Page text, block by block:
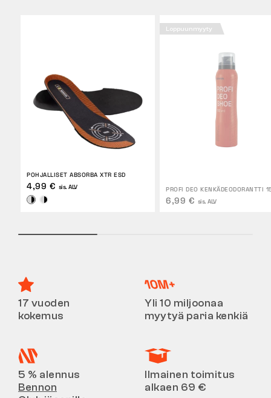
POHJALLISET ABSORBA XTR ESD
4,99 € sis. ALV
Loppuunmyyty
PROFI DEO KENKÄDEODORANTTI
6,99 € sis. ALV
17 vuoden
kokemus
Yli 10 miljoonaa
myytyä paria kenkiä
5 % alennus
Bennon
Ilmainen toimitus
alkaen 69 €